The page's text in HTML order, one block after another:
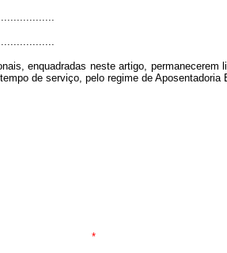
enquadradas neste artigo,
de serviço, pelo regime de
*